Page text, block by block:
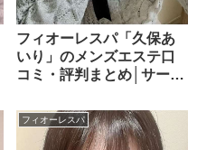
フィオーレスパ「久保あ
いり」のメンズエステ口
コミ・評判まとめ│サービ
ミで検証！
フィオーレスパ